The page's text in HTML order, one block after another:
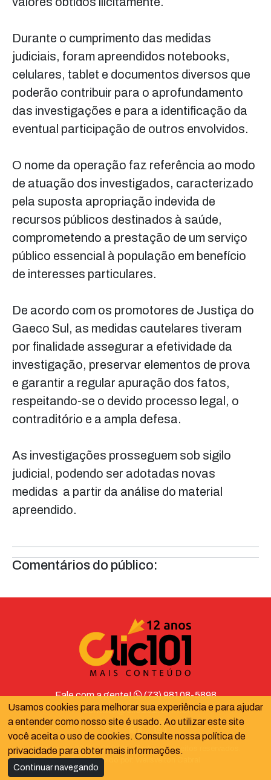
Durante o cumprimento das medidas
judiciais, foram apreendidos notebooks,
celulares, tablet e documentos diversos que
poderão contribuir para o aprofundamento
das investigações e para a identificação da
eventual participação de outros envolvidos.
O nome da operação faz referência ao modo
de atuação dos investigados, caracterizado
pela suposta apropriação indevida de
recursos públicos destinados à saúde,
comprometendo a prestação de um serviço
público essencial à população em benefício
de interesses particulares.
De acordo com os promotores de Justiça do
Gaeco Sul, as medidas cautelares tiveram
por finalidade assegurar a efetividade da
investigação, preservar elementos de prova
e garantir a regular apuração dos fatos,
respeitando-se o devido processo legal, o
contraditório e a ampla defesa.
As investigações prosseguem sob sigilo
judicial, podendo ser adotadas novas
medidas a partir da análise do material
apreendido.
Comentários do público:
Fale com a gente!
(73) 98108-5898
contato@clic101.com.br
© Copyright 2025 - CliC101 - Todos os direitos reservados.
Desenvolvido por:
Usamos cookies para melhorar sua experiência e para ajudar
a entender como nosso site é usado. Ao utilizar este site
você aceita o uso de cookies. Consulte nossa política de
privacidade para obter mais informações.
Continuar navegando